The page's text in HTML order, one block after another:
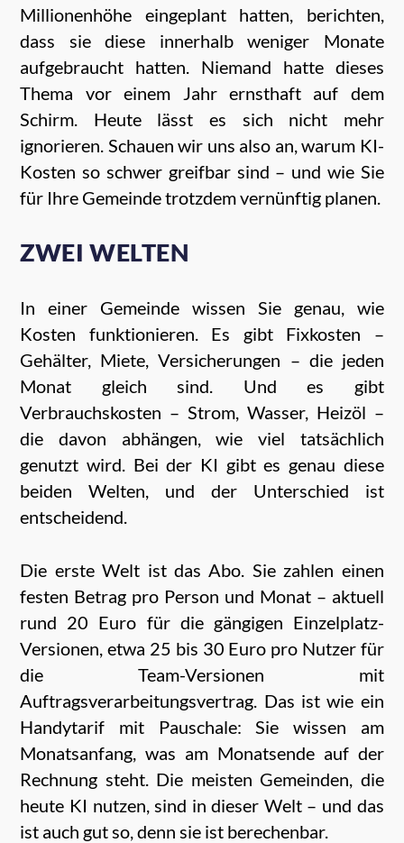
Millionenhöhe eingeplant hatten, berichten,
dass sie diese innerhalb weniger Monate
aufgebraucht hatten. Niemand hatte dieses
Thema vor einem Jahr ernsthaft auf dem
Schirm. Heute lässt es sich nicht mehr
ignorieren. Schauen wir uns also an, warum KI-
Kosten so schwer greifbar sind – und wie Sie
für Ihre Gemeinde trotzdem vernünftig planen.
ZWEI WELTEN
In einer Gemeinde wissen Sie genau, wie
Kosten funktionieren. Es gibt Fixkosten –
Gehälter, Miete, Versicherungen – die jeden
Monat gleich sind. Und es gibt
Verbrauchskosten – Strom, Wasser, Heizöl –
die davon abhängen, wie viel tatsächlich
genutzt wird. Bei der KI gibt es genau diese
beiden Welten, und der Unterschied ist
entscheidend.
Die erste Welt ist das Abo. Sie zahlen einen
festen Betrag pro Person und Monat – aktuell
rund 20 Euro für die gängigen Einzelplatz-
Versionen, etwa 25 bis 30 Euro pro Nutzer für
die Team-Versionen mit
Auftragsverarbeitungsvertrag. Das ist wie ein
Handytarif mit Pauschale: Sie wissen am
Monatsanfang, was am Monatsende auf der
Rechnung steht. Die meisten Gemeinden, die
heute KI nutzen, sind in dieser Welt – und das
ist auch gut so, denn sie ist berechenbar.